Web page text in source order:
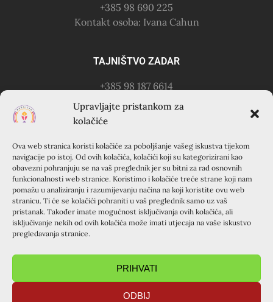
Upravljajte pristankom za
kolačiće
Ova web stranica koristi kolačiće za poboljšanje vašeg iskustva tijekom
navigacije po istoj. Od ovih kolačića, kolačići koji su kategorizirani kao
obavezni pohranjuju se na vaš preglednik jer su bitni za rad osnovnih
funkcionalnosti web stranice. Koristimo i kolačiće treće strane koji nam
pomažu u analiziranju i razumijevanju načina na koji koristite ovu web
stranicu. Ti će se kolačići pohraniti u vaš preglednik samo uz vaš
pristanak. Također imate mogućnost isključivanja ovih kolačića, ali
isključivanje nekih od ovih kolačića može imati utjecaja na vaše iskustvo
pregledavanja stranice.
PRIHVATI
ODBIJ
+385 98 690 225
Kontakt osoba: Ivana Cahun
TAJNIŠTVO ZADAR
+385 98 187 6614
Kontakt osoba: Ružica Anušić
– zvati utorkom 18-21h
KURSILJO KRAPANJ
KRAPANJ, kuća EMAUS (Franjevački samostan), 22000
Šibenik, Hrvatska
+385 22 351 830